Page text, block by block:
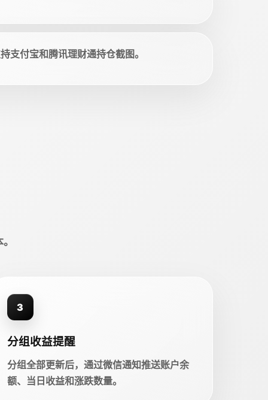
支付宝和腾讯理财通持仓截图。
3
分组收益提醒
分组全部更新后，通过微信通知推送账户余
额、当日收益和涨跌数量。